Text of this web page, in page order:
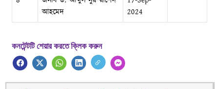
আহমেদ
2024
কনটেন্টটি শেয়ার করতে ক্লিক করুন